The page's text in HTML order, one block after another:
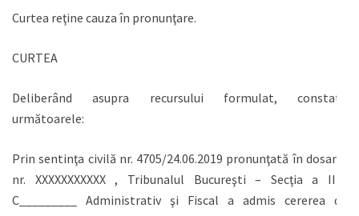
Curtea reţine cauza în pronunţare.
CURTEA
Deliberând asupra recursului formulat, constată
următoarele:
Prin sentinţa civilă nr. 4705/24.06.2019 pronunţată în dosarul
nr. XXXXXXXXXXX , Tribunalul Bucureşti – Secţia a II-a
C_________ Administrativ şi Fiscal a admis cererea de